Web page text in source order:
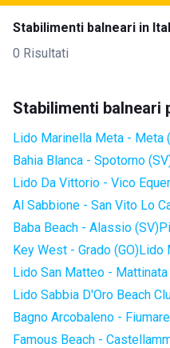
Stabilimenti balneari in
0 Risultati
Stabilimenti balneari
Lido Marinella Meta - Meta
Bahia Blanca - Spotorno
Lido Da Vittorio - Vico
Al Sabbione - San Vito Lo
Baba Beach - Alassio (SV)
Key West - Grado (GO)Lido
Lido San Matteo - Mattinata
Lido Sabbia D'Oro Beach
Bagno Arcobaleno -
Famous Beach -